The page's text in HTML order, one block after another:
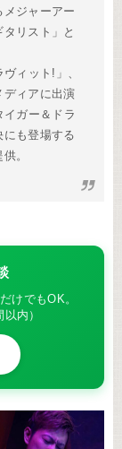
ジャーアー
リスト」と
ィット!」、
ディアに出演
ガー＆ドラ
も登場する
。
けでもOK。
内）